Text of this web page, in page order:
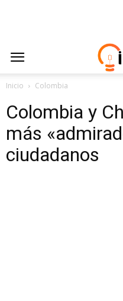
Inicio Colombia
Colombia y
más
ciudadanos